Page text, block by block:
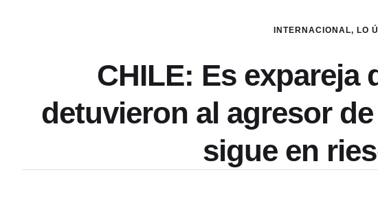
INTERNACIONAL, LO
CHILE: Es expareja
detuvieron al agresor
sigue en